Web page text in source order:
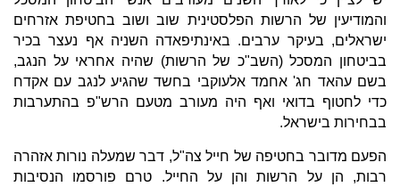
והמודיעין של הרשות הפלסטינית שוב ושוב בחטיפת אזרחים
ישראלים, בעיקר ערבים. באינתיפאדה השניה אף נעצר בכיר
בביטחון המסכל (השב"כ של הרשות) שהיה אחראי על הנגב,
בשם עהאד חג' אחמד אלעוקבי בחשד שהגיע לנגב עם אקדח
כדי לחטוף בדואי ואף היה מעורב מטעם הרש"פ בהתערבות
בבחירות בישראל.
הפעם מדובר בחטיפה של חייל צה"ל, דבר שמעלה נורות אזהרה
רבות, הן על הרשות והן על החייל. טרם פורסמו הנסיבות